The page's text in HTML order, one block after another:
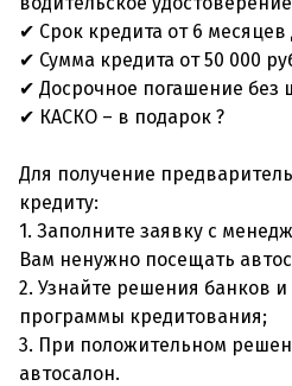
✔ Срок кредита от 6 месяцев
✔ Сумма кредита от 50 000
✔ Досрочное погашение без
✔ КАСКО – в подарок ?
Для получение
кредиту:
1. Заполните заявку с
Вам ненужно посещать
2. Узнайте решения банков
программы кредитования;
3. При положительном
автосалон.